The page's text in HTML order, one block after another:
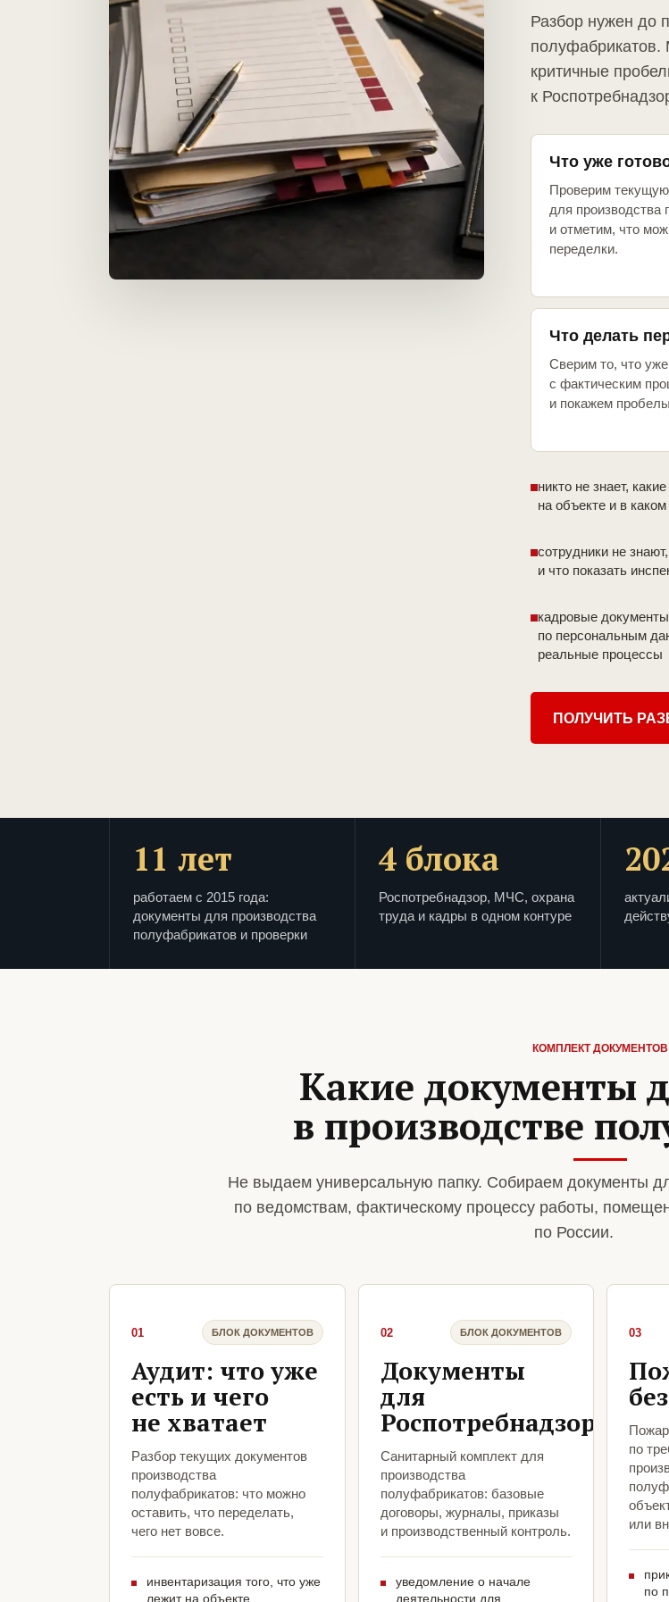
Разбор нужен до
полуфабрикатов.
критичные
к
Что уже
Проверим
для производства
и отметим, что
переделки.
Что делать
Сверим то, что
с фактическим
и покажем
никто не знает,
на объекте и в
сотрудники не
и что показать
кадровые
по персональным
реальные процессы
ПОЛУЧИТЬ
11 лет
работаем с 2015 года:
документы для производства
полуфабрикатов и проверки
4 блока
Роспотребнадзор, МЧС, охрана
труда и кадры в одном контуре
КОМПЛЕКТ ДОКУМЕНТОВ
Какие документы
в производстве
Не выдаем универсальную папку. Собираем документы
по ведомствам, фактическому процессу работы,
по России.
01 БЛОК ДОКУМЕНТОВ
Аудит: что уже
есть и чего
не хватает
Разбор текущих документов
производства
полуфабрикатов: что можно
оставить, что переделать,
чего нет вовсе.
инвентаризация того, что уже
лежит на объекте
02 БЛОК ДОКУМЕНТОВ
Документы
для
Роспотребнадзора
Санитарный комплект для
производства
полуфабрикатов: базовые
договоры, журналы, приказы
и производственный контроль.
уведомление о начале
деятельности для
03
по
или
по